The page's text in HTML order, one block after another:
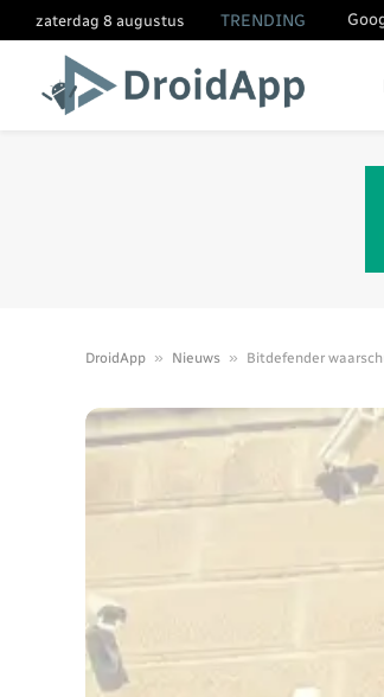
zaterdag 8 augustus TRENDING
DroidApp » Nieuws » Bitdefender